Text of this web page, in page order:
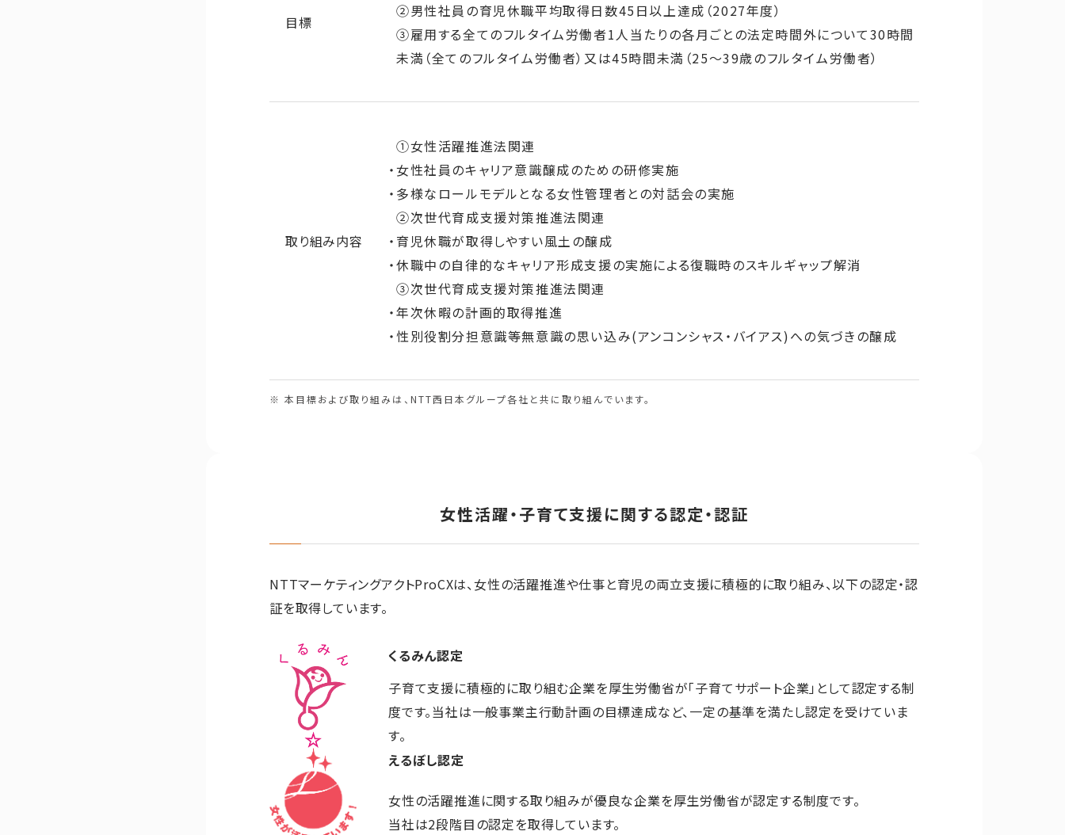
目標
②男性社員の育児休職平均取得日数45日以上達成（2027年度）
③雇用する全てのフルタイム労働者1人当たりの各月ごとの法定時間外について30時間
未満（全てのフルタイム労働者）又は45時間未満（25～39歳のフルタイム労働者）
取り組み内容
①女性活躍推進法関連
女性社員のキャリア意識醸成のための研修実施
多様なロールモデルとなる女性管理者との対話会の実施
②次世代育成支援対策推進法関連
育児休職が取得しやすい風土の醸成
休職中の自律的なキャリア形成支援の実施による復職時のスキルギャップ解消
③次世代育成支援対策推進法関連
年次休暇の計画的取得推進
性別役割分担意識等無意識の思い込み(アンコンシャス・バイアス)への気づきの醸成
※ 本目標および取り組みは、NTT西日本グループ各社と共に取り組んでいます。
女性活躍・子育て支援に関する認定・認証
NTTマーケティングアクトProCXは、女性の活躍推進や仕事と育児の両立支援に積極的に取り組み、以下の認定・認
証を取得しています。
くるみん認定
子育て支援に積極的に取り組む企業を厚生労働省が「子育てサポート企業」として認定する制
度です。当社は一般事業主行動計画の目標達成など、一定の基準を満たし認定を受けていま
す。
えるぼし認定
女性の活躍推進に関する取り組みが優良な企業を厚生労働省が認定する制度です。
当社は2段階目の認定を取得しています。